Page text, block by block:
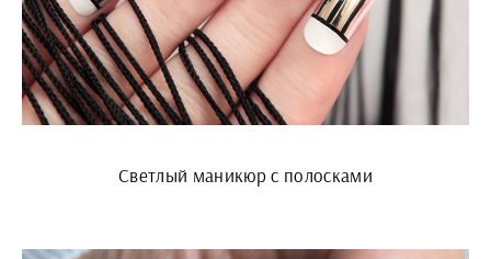
Светлый маникюр с полосками